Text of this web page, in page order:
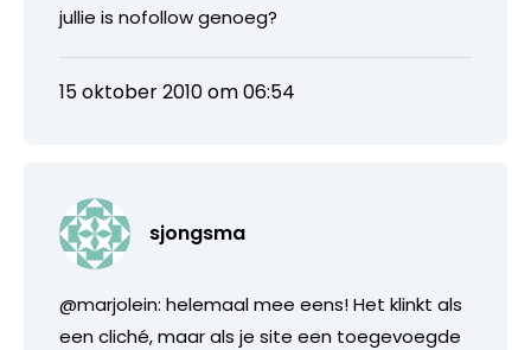
jullie is nofollow genoeg?
15 oktober 2010 om 06:54
sjongsma
@marjolein: helemaal mee eens! Het klinkt als
een cliché, maar als je site een toegevoegde